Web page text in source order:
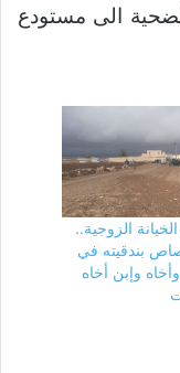
الى مستودع
الزوجية..
بندقيته في
وإبن أخاه